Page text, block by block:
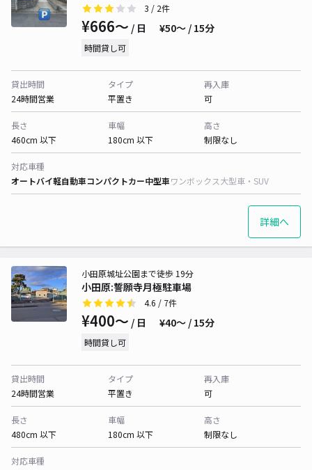
3 / 2件
¥666〜 / 日 ¥50〜 / 15分
時間貸し可
貸出時間
24時間営業
タイプ
平置き
再入庫
可
長さ
460cm 以下
車幅
180cm 以下
高さ
制限なし
対応車種
オートバイ軽自動車コンパクトカー中型車ワンボックス大型車・SUV
詳細へ
小田原:誓願寺月極駐車場
小田原城址公園まで徒歩 19分
4.6 / 7件
¥400〜 / 日 ¥40〜 / 15分
時間貸し可
貸出時間
24時間営業
タイプ
平置き
再入庫
可
長さ
480cm 以下
車幅
180cm 以下
高さ
制限なし
対応車種